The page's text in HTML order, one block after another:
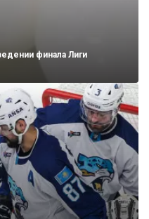
финала Лиги